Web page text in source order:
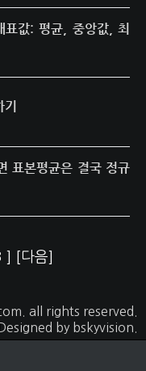
값: 평균, 중앙값, 최
표본평균은 결국 정규
] [다음]
. all rights reserved.
Designed by bskyvision.